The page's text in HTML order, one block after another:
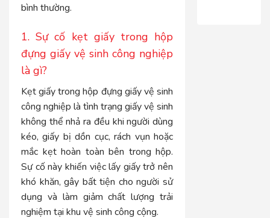
bình thường.
1. Sự cố kẹt giấy trong hộp
đựng giấy vệ sinh công nghiệp
là gì?
Kẹt giấy trong hộp đựng giấy vệ sinh
công nghiệp là tình trạng giấy vệ sinh
không thể nhả ra đều khi người dùng
kéo, giấy bị dồn cục, rách vụn hoặc
mắc kẹt hoàn toàn bên trong hộp.
Sự cố này khiến việc lấy giấy trở nên
khó khăn, gây bất tiện cho người sử
dụng và làm giảm chất lượng trải
nghiệm tại khu vệ sinh công cộng.